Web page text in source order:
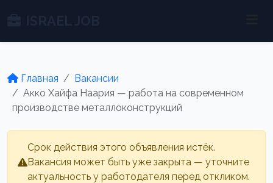
Главная
Вакансии
Акко Хайфа Наария — работа на современном
производстве металлоконструкций
Срок действия этого объявления истёк.
Вакансия может быть уже закрыта — уточните
актуальность у работодателя перед откликом.